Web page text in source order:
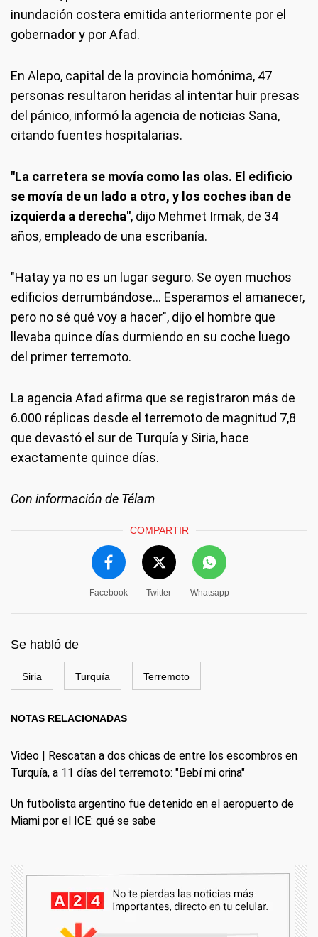
inundación costera emitida anteriormente por el
gobernador y por Afad.
En Alepo, capital de la provincia homónima, 47
personas resultaron heridas al intentar huir presas
del pánico, informó la agencia de noticias Sana,
citando fuentes hospitalarias.
"La carretera se movía como las olas. El edificio
se movía de un lado a otro, y los coches iban de
izquierda a derecha", dijo Mehmet Irmak, de 34
años, empleado de una escribanía.
"Hatay ya no es un lugar seguro. Se oyen muchos
edificios derrumbándose... Esperamos el amanecer,
pero no sé qué voy a hacer", dijo el hombre que
llevaba quince días durmiendo en su coche luego
del primer terremoto.
La agencia Afad afirma que se registraron más de
6.000 réplicas desde el terremoto de magnitud 7,8
que devastó el sur de Turquía y Siria, hace
exactamente quince días.
Con información de Télam
COMPARTIR
Facebook Twitter Whatsapp
Se habló de
Siria Turquía Terremoto
NOTAS RELACIONADAS
Video | Rescatan a dos chicas de entre los escombros en
Turquía, a 11 días del terremoto: "Bebí mi orina"
Un futbolista argentino fue detenido en el aeropuerto de
Miami por el ICE: qué se sabe